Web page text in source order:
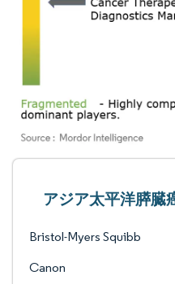
アジア太平洋膵臓
Bristol-Myers Squibb
Canon